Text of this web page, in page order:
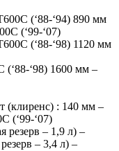
(‘88-‘94) 890 мм
(‘99-‘07)
(‘88-‘98) 1120 мм
(‘88-‘98) 1600 мм –
(клиренс) : 140 мм –
(‘99-‘07)
резерв – 1,9 л) –
– 3,4 л) –